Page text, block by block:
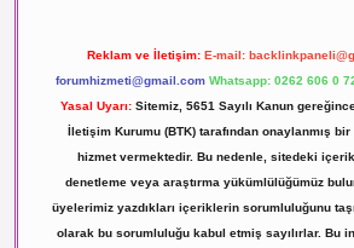
Reklam ve İletişim: E-mail:
forumhizmeti@gmail.com Whatsapp: 0262 606 0
Yasal Uyarı: Sitemiz, 5651 Sayılı Kanun
İletişim Kurumu (BTK) tarafından onaylanmış bir
hizmet vermektedir. Bu nedenle, sitedeki
denetleme veya araştırma yükümlülüğümüz
üyelerimiz yazdıkları içeriklerin sorumluluğunu
olarak bu sorumluluğu kabul etmiş sayılırlar. Bu